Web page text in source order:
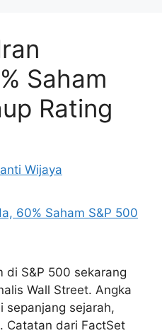
Saham
Rating
Wijaya
di S&P 500 sekarang
Wall Street. Angka
sepanjang sejarah,
Catatan dari FactSet